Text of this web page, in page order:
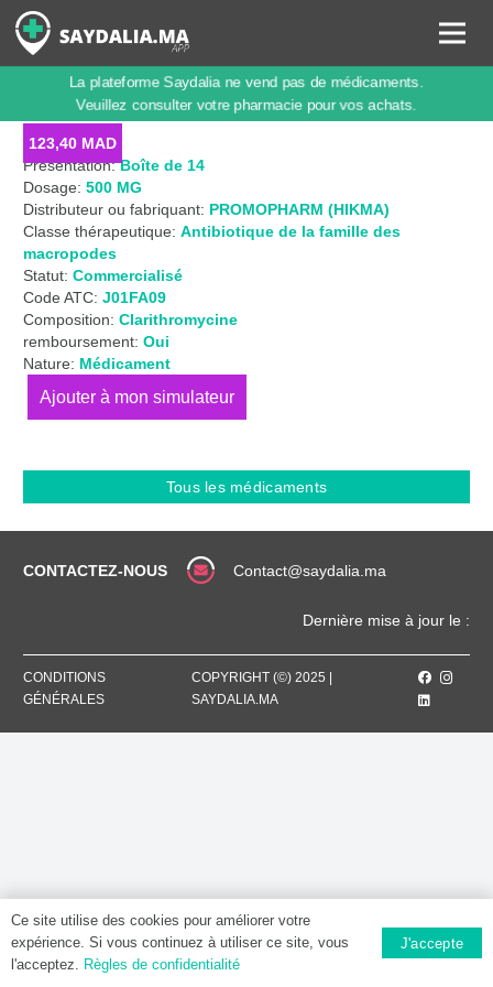
La plateforme Saydalia ne vend pas de médicaments.
Veuillez consulter votre pharmacie pour vos achats.
C-BAC 500 MG, COMPRIMÉ
123,40 MAD
Présentation:Boîte de 14
Dosage: 500 MG
Distributeur ou fabriquant: PROMOPHARM (HIKMA)
Classe thérapeutique: Antibiotique de la famille des
macropodes
Statut: Commercialisé
Code ATC: J01FA09
Composition: Clarithromycine
remboursement: Oui
Nature: Médicament
quantité
BAC
Tous les médicaments
CONTACTEZ-NOUS Contact@saydalia.ma
Dernière mise à jour le :
CONDITIONS
GÉNÉRALES
COPYRIGHT (©) 2025 |
SAYDALIA.MA
Ce site utilise des cookies pour améliorer votre
expérience. Si vous continuez à utiliser ce site, vous
l'acceptez. Règles de confidentialité
J'accepte